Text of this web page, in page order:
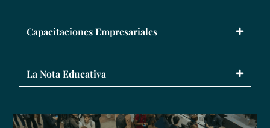
Capacitaciones Empresariales
La Nota Educativa